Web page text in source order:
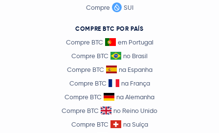
Compre
SUI
COMPRE BTC POR PAÍS
Compre BTC
em Portugal
Compre BTC
no Brasil
Compre BTC
na Espanha
Compre BTC
na França
Compre BTC
na Alemanha
Compre BTC
no Reino Unido
Compre BTC
na Suíça